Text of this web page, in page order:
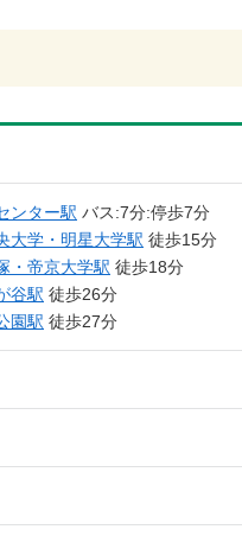
ンター駅 バス:7分:停歩7分
大学・明星大学駅 徒歩15分
・帝京大学駅 徒歩18分
谷駅 徒歩26分
園駅 徒歩27分